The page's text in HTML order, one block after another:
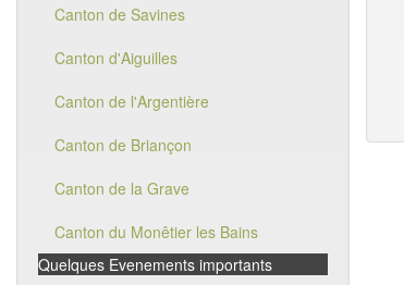
Canton de Savines
Canton d'Aiguilles
Canton de l'Argentière
Canton de Briançon
Canton de la Grave
Canton du Monêtier les Bains
Quelques Evenements importants